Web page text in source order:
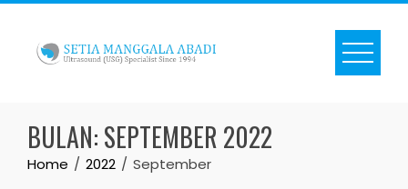
Skip
content
BULAN:SEPTEMBER 2022
Home 2022 September